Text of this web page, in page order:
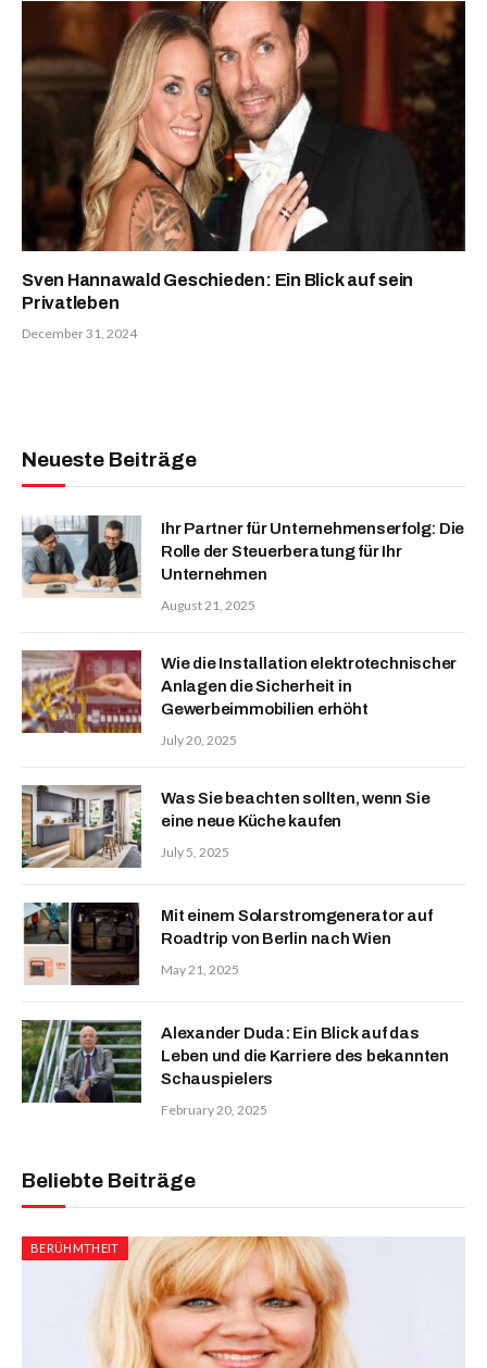
Sven Hannawald Geschieden: Ein Blick auf sein
Privatleben
December 31, 2024
Neueste Beiträge
Ihr Partner für Unternehmenserfolg: Die
Rolle der Steuerberatung für Ihr
Unternehmen
August 21, 2025
Wie die Installation elektrotechnischer
Anlagen die Sicherheit in
Gewerbeimmobilien erhöht
July 20, 2025
Was Sie beachten sollten, wenn Sie
eine neue Küche kaufen
July 5, 2025
Mit einem Solarstromgenerator auf
Roadtrip von Berlin nach Wien
May 21, 2025
Alexander Duda: Ein Blick auf das
Leben und die Karriere des bekannten
Schauspielers
February 20, 2025
Beliebte Beiträge
BERÜHMTHEIT